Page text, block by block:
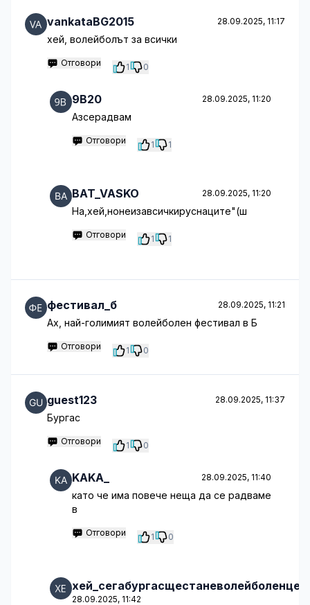
vankataBG2015 28.09.2025, 11:17
хей, волейболът за всички
Отговори 1 0
9B20 28.09.2025, 11:20
Азсерадвам
Отговори 1 1
BAT_VASKO 28.09.2025, 11:20
Hа,хей,нонеизавсичкируснаците"(ш
Отговори 1 1
фестивал_б 28.09.2025, 11:21
Ах, най-голимият волейболен фестивал в Б
Отговори 1 0
guest123 28.09.2025, 11:37
Бургас
Отговори 1 0
KAKA_ 28.09.2025, 11:40
като че има повече неща да се радваме
в
Отговори 1 0
28.09.2025, 11:42